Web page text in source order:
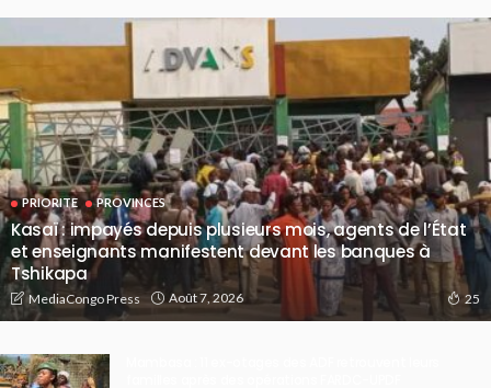
PRIORITE PROVINCES
Kasaï : impayés depuis plusieurs mois, agents de l’État
et enseignants manifestent devant les banques à
Tshikapa
MediaCongo Press Août 7, 2026 25